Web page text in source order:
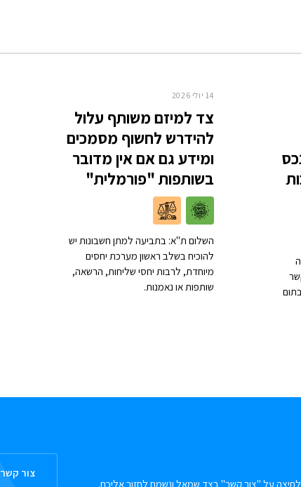
14 יולי 2026
צד למיזם משותף עלול
להידרש לחשוף מסמכים
ומידע גם אם אין מדובר
בשותפות "פורמלית"
השלום ת"א: בתביעה למתן חשבונות יש
להוכיח בשלב ראשון מערכת יחסים
מיוחדת, לרבות יחסי שליחות, הרשאה,
שותפות או נאמנות.
לחיצה על "צור קשר" בצד שמאל ונשמח לחזור אליכם.
צור קשר